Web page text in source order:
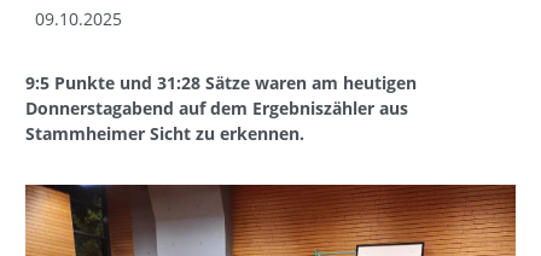
09.10.2025
9:5 Punkte und 31:28 Sätze waren am heutigen
Donnerstagabend auf dem Ergebniszähler aus
Stammheimer Sicht zu erkennen.